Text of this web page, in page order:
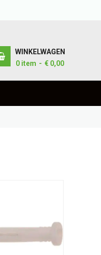
WINKELWAGEN
0 item € 0,00